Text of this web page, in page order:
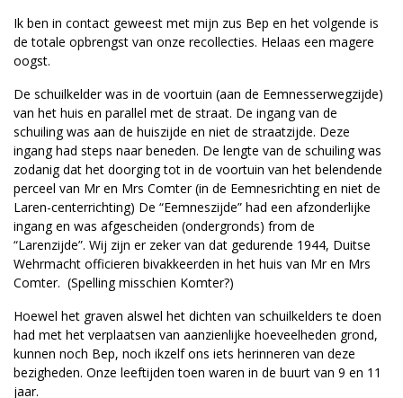
Ik ben in contact geweest met mijn zus Bep en het volgende is
de totale opbrengst van onze recollecties. Helaas een magere
oogst.
De schuilkelder was in de voortuin (aan de Eemnesserwegzijde)
van het huis en parallel met de straat. De ingang van de
schuiling was aan de huiszijde en niet de straatzijde. Deze
ingang had steps naar beneden. De lengte van de schuiling was
zodanig dat het doorging tot in de voortuin van het belendende
perceel van Mr en Mrs Comter (in de Eemnesrichting en niet de
Laren-centerrichting) De “Eemneszijde” had een afzonderlijke
ingang en was afgescheiden (ondergronds) from de
“Larenzijde”. Wij zijn er zeker van dat gedurende 1944, Duitse
Wehrmacht officieren bivakkeerden in het huis van Mr en Mrs
Comter. (Spelling misschien Komter?)
Hoewel het graven alswel het dichten van schuilkelders te doen
had met het verplaatsen van aanzienlijke hoeveelheden grond,
kunnen noch Bep, noch ikzelf ons iets herinneren van deze
bezigheden. Onze leeftijden toen waren in de buurt van 9 en 11
jaar.